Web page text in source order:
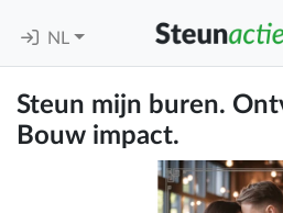
NL
Steun mijn buren.
Bouw impact.